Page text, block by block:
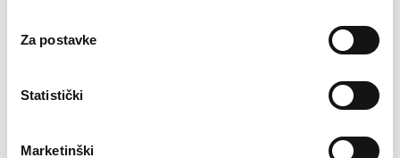
Za postavke
Statistički
Marketinški